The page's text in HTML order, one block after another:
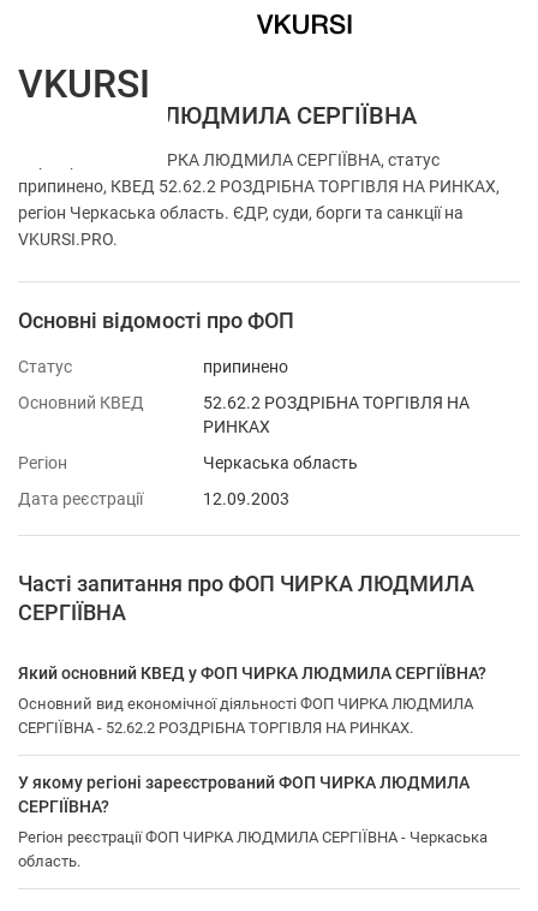
ФОП ЧИРКА ЛЮДМИЛА СЕРГІЇВНА
Перевірка ФОП ЧИРКА ЛЮДМИЛА СЕРГІЇВНА, статус
припинено, КВЕД 52.62.2 РОЗДРІБНА ТОРГІВЛЯ НА РИНКАХ,
регіон Черкаська область. ЄДР, суди, борги та санкції на
VKURSI.PRO.
Основні відомості про ФОП
Статус
припинено
Основний КВЕД
52.62.2 РОЗДРІБНА ТОРГІВЛЯ НА
РИНКАХ
Регіон
Черкаська область
Дата реєстрації
12.09.2003
Часті запитання про ФОП ЧИРКА ЛЮДМИЛА
СЕРГІЇВНА
Який основний КВЕД у ФОП ЧИРКА ЛЮДМИЛА СЕРГІЇВНА?
Основний вид економічної діяльності ФОП ЧИРКА ЛЮДМИЛА
СЕРГІЇВНА - 52.62.2 РОЗДРІБНА ТОРГІВЛЯ НА РИНКАХ.
У якому регіоні зареєстрований ФОП ЧИРКА ЛЮДМИЛА
СЕРГІЇВНА?
Регіон реєстрації ФОП ЧИРКА ЛЮДМИЛА СЕРГІЇВНА - Черкаська
область.
VKURSI